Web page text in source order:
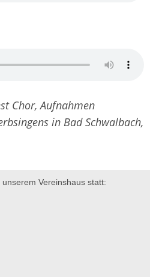
Chor, Aufnahmen
in Bad Schwalbach,
Vereinshaus statt: